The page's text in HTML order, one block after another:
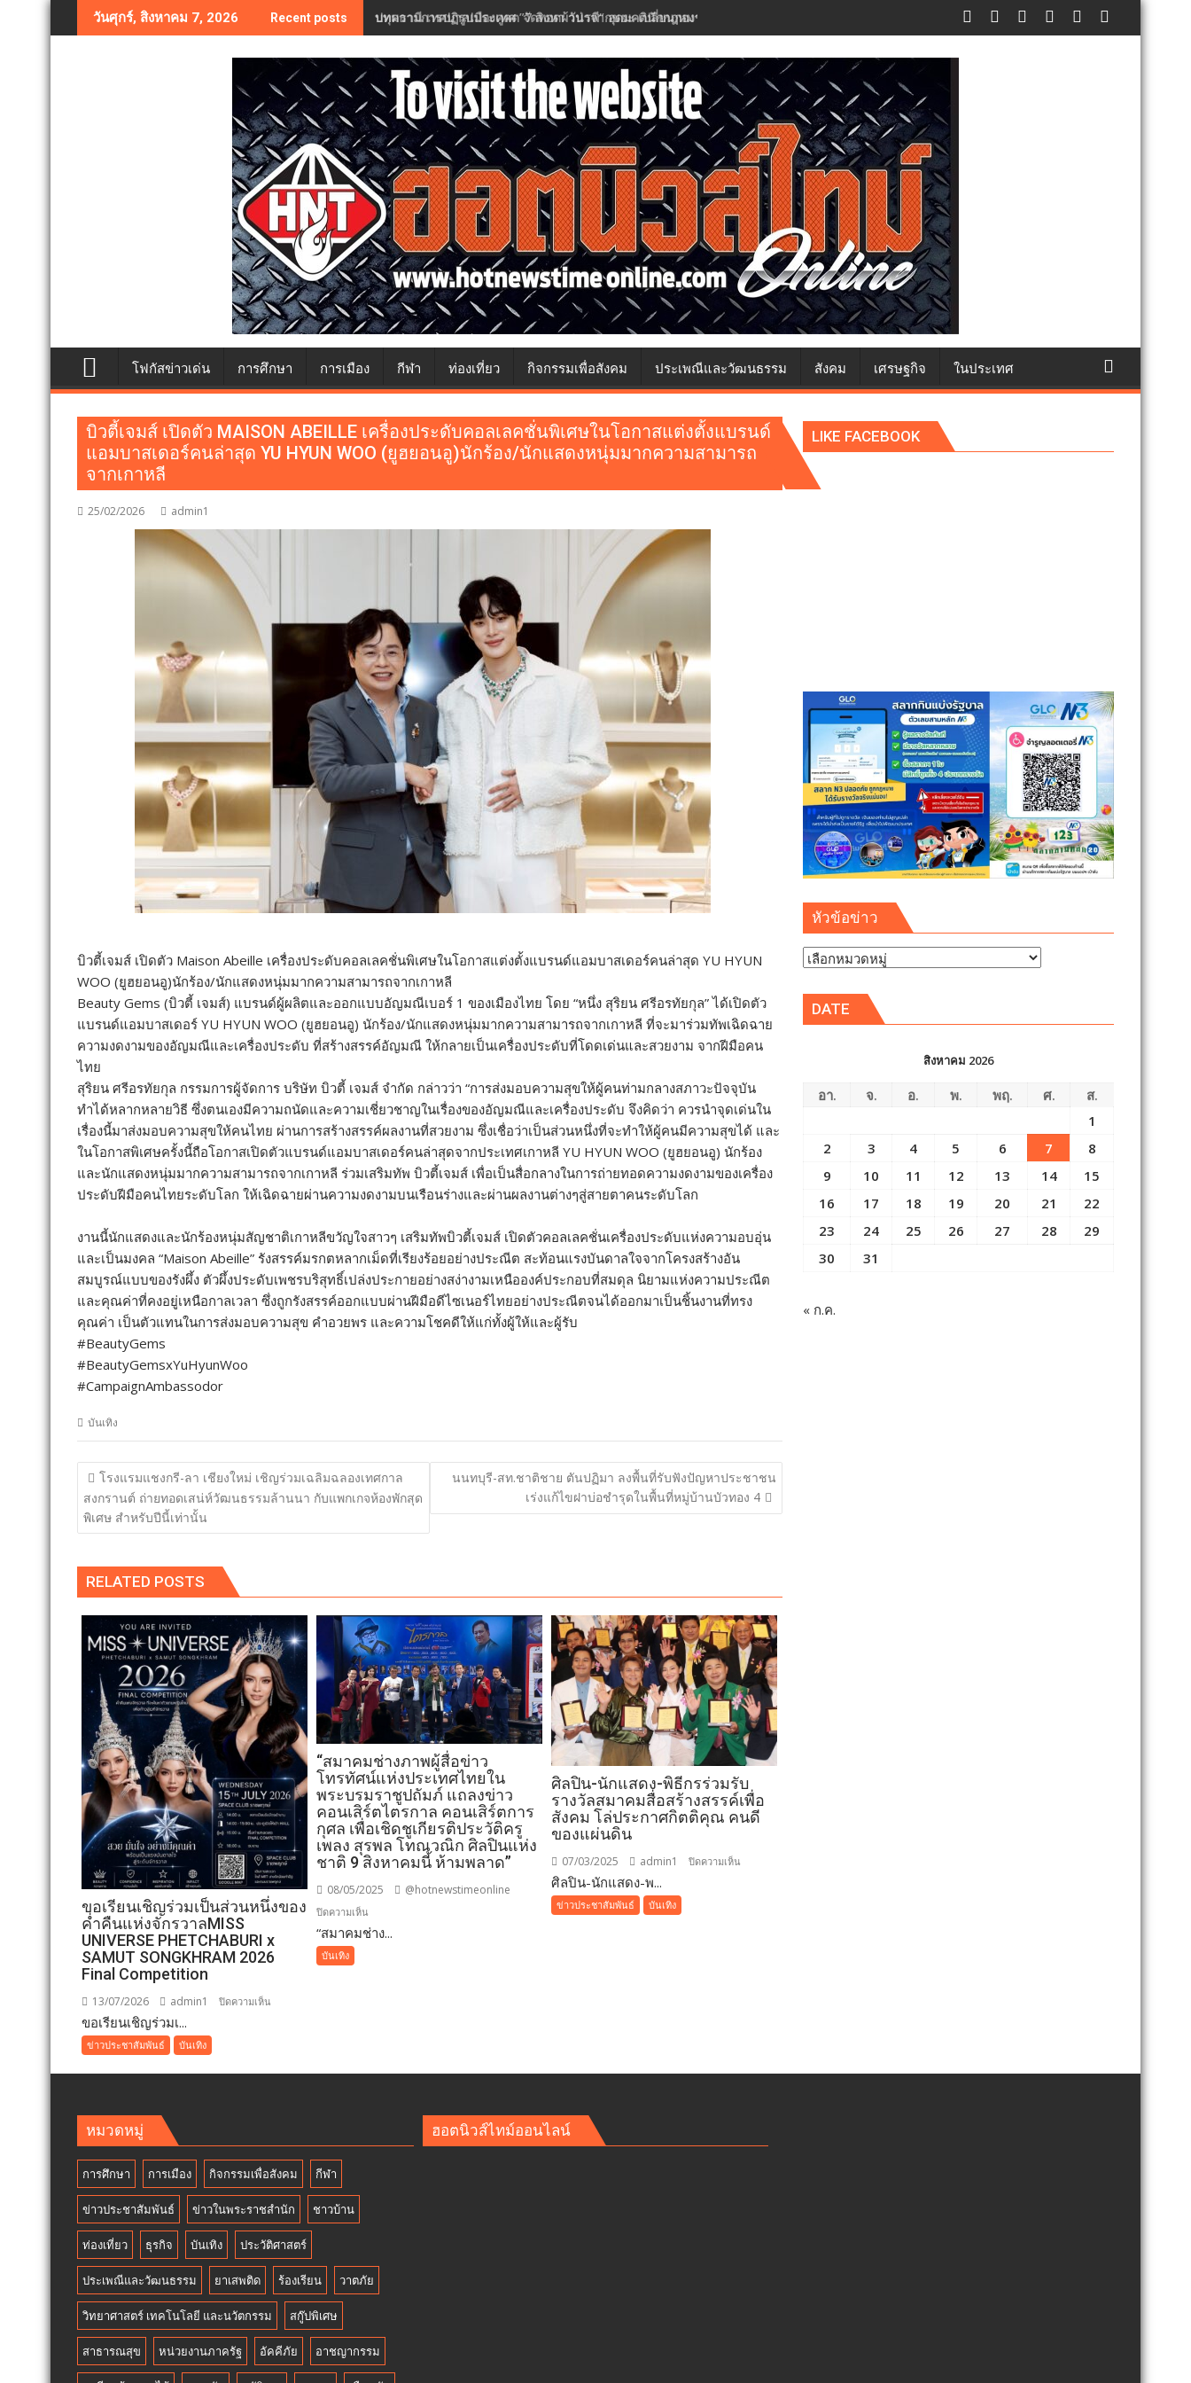
to
วันศุกร์, สิงหาคม 7, 2026 Recent posts บทความการปฏิรูปประเทศ ”7 สิงหา วันรพี“ อุดมคตินักกฎหมายภายใต้วิกฤติศรัทธา
โฟกัสข่าวเด่น การศึกษา การเมือง กีฬา ท่องเที่ยว กิจกรรมเพื่อสังคม ประเพณีและวัฒนธรรม สังคม เศรษฐกิจ ในประเทศ
บิวตี้เจมส์ เปิดตัว MAISON ABEILLE เครื่องประดับคอลเลคชั่นพิเศษในโอกาสแต่งตั้งแบรนด์
แอมบาสเดอร์คนล่าสุด YU HYUN WOO (ยูฮยอนอู)นักร้อง/นักแสดงหนุ่มมากความสามารถ
จากเกาหลี
25/02/2026 admin1
บิวตี้เจมส์ เปิดตัว Maison Abeille เครื่องประดับคอลเลคชั่นพิเศษในโอกาสแต่งตั้งแบรนด์แอมบาสเดอร์คนล่าสุด YU HYUN
WOO (ยูฮยอนอู)นักร้อง/นักแสดงหนุ่มมากความสามารถจากเกาหลี
Beauty Gems (บิวตี้ เจมส์) แบรนด์ผู้ผลิตและออกแบบอัญมณีเบอร์ 1 ของเมืองไทย โดย “หนึ่ง สุริยน ศรีอรทัยกุล” ได้เปิดตัว
แบรนด์แอมบาสเดอร์ YU HYUN WOO (ยูฮยอนอู) นักร้อง/นักแสดงหนุ่มมากความสามารถจากเกาหลี ที่จะมาร่วมทัพเฉิดฉาย
ความงดงามของอัญมณีและเครื่องประดับ ที่สร้างสรรค์อัญมณี ให้กลายเป็นเครื่องประดับที่โดดเด่นและสวยงาม จากฝีมือคน
ไทย
สุริยน ศรีอรทัยกุล กรรมการผู้จัดการ บริษัท บิวตี้ เจมส์ จำกัด กล่าวว่า “การส่งมอบความสุขให้ผู้คนท่ามกลางสภาวะปัจจุบัน
ทำได้หลากหลายวิธี ซึ่งตนเองมีความถนัดและความเชี่ยวชาญในเรื่องของอัญมณีและเครื่องประดับ จึงคิดว่า ควรนำจุดเด่นใน
เรื่องนี้มาส่งมอบความสุขให้คนไทย ผ่านการสร้างสรรค์ผลงานที่สวยงาม ซึ่งเชื่อว่าเป็นส่วนหนึ่งที่จะทำให้ผู้คนมีความสุขได้ และ
ในโอกาสพิเศษครั้งนี้ถือโอกาสเปิดตัวแบรนด์แอมบาสเดอร์คนล่าสุดจากประเทศเกาหลี YU HYUN WOO (ยูฮยอนอู) นักร้อง
และนักแสดงหนุ่มมากความสามารถจากเกาหลี ร่วมเสริมทัพ บิวตี้เจมส์ เพื่อเป็นสื่อกลางในการถ่ายทอดความงดงามของเครื่อง
ประดับฝีมือคนไทยระดับโลก ให้เฉิดฉายผ่านความงดงามบนเรือนร่างและผ่านผลงานต่างๆสู่สายตาคนระดับโลก
งานนี้นักแสดงและนักร้องหนุ่มสัญชาติเกาหลีขวัญใจสาวๆ เสริมทัพบิวตี้เจมส์ เปิดตัวคอลเลคชั่นเครื่องประดับแห่งความอบอุ่น
และเป็นมงคล “Maison Abeille” รังสรรค์มรกตหลากเม็ดที่เรียงร้อยอย่างประณีต สะท้อนแรงบันดาลใจจากโครงสร้างอัน
สมบูรณ์แบบของรังผึ้ง ตัวผึ้งประดับเพชรบริสุทธิ์เปล่งประกายอย่างสง่างามเหนือองค์ประกอบที่สมดุล นิยามแห่งความประณีต
และคุณค่าที่คงอยู่เหนือกาลเวลา ซึ่งถูกรังสรรค์ออกแบบผ่านฝีมือดีไซเนอร์ไทยอย่างประณีตจนได้ออกมาเป็นชิ้นงานที่ทรง
คุณค่า เป็นตัวแทนในการส่งมอบความสุข คำอวยพร และความโชคดีให้แก่ทั้งผู้ให้และผู้รับ
#BeautyGems
#BeautyGemsxYuHyunWoo
#CampaignAmbassodor
บันเทิง
แนะแนว
เรื่อง
โรงแรมแชงกรี-ลา เชียงใหม่ เชิญร่วมเฉลิมฉลองเทศกาล
สงกรานต์ ถ่ายทอดเสน่ห์วัฒนธรรมล้านนา กับแพกเกจห้องพักสุด
พิเศษ สำหรับปีนี้เท่านั้น
นนทบุรี-สท.ชาติชาย ตันปฏิมา ลงพื้นที่รับฟังปัญหาประชาชน
เร่งแก้ไขฝาบ่อชำรุดในพื้นที่หมู่บ้านบัวทอง 4
RELATED POSTS
ขอเรียนเชิญร่วมเป็นส่วนหนึ่งของ
ค่ำคืนแห่งจักรวาลMISS
UNIVERSE PHETCHABURI x
SAMUT SONGKHRAM 2026
Final Competition
13/07/2026 admin1 ปิดความเห็น
ของ
ค่ำคืน
แห่ง
จักรวาลMISS
UNIVERSE
SAMUT
SONGKHRAM
2026
Final
Competition
ขอเรียนเชิญร่วมเ...
ข่าวประชาสัมพันธ์ บันเทิง
“สมาคมช่างภาพผู้สื่อข่าว
โทรทัศน์แห่งประเทศไทยใน
พระบรมราชูปถัมภ์ แถลงข่าว
คอนเสิร์ตไตรกาล คอนเสิร์ตการ
กุศล เพื่อเชิดชูเกียรติประวัติครู
เพลง สุรพล โทณวณิก ศิลปินแห่ง
ชาติ 9 สิงหาคมนี้ ห้ามพลาด”
08/05/2025 @hotnewstimeonline
ปิดความเห็น
“สมาคม
ราชูปถัมภ์
การ
เชิดชู
เกียรติประวัติ
ครู
“สมาคมช่าง...
บันเทิง
ศิลปิน-นักแสดง-พิธีกรร่วมรับ
รางวัลสมาคมสื่อสร้างสรรค์เพื่อ
สังคม โล่ประกาศกิตติคุณ คนดี
ของแผ่นดิน
07/03/2025 admin1 ปิดความเห็น
เพื่อ
ศิลปิน-นักแสดง-พ...
ข่าวประชาสัมพันธ์ บันเทิง
LIKE FACEBOOK
หัวข้อข่าว
หัวข้อ
DATE
สิงหาคม 2026
อา. จ. อ. พ. พฤ. ศ.
ส.
1
2
3 4 5 6 7
8
9
10 11 12 13 14
15
16
17 18 19 20 21
22
23
24 25 26 27 28
29
30
31
« ก.ค.
หมวดหมู่
การศึกษา การเมือง กิจกรรมเพื่อสังคม กีฬา
ข่าวประชาสัมพันธ์ ข่าวในพระราชสำนัก ชาวบ้าน
ท่องเที่ยว ธุรกิจ บันเทิง ประวัติศาสตร์
ประเพณีและวัฒนธรรม ยาเสพติด ร้องเรียน วาตภัย
วิทยาศาสตร์ เทคโนโลยี และนวัตกรรม สกู๊ปพิเศษ
สาธารณสุข หน่วยงานภาครัฐ อัคคีภัย อาชญากรรม
ฮอตนิวส์ไทม์ออนไลน์